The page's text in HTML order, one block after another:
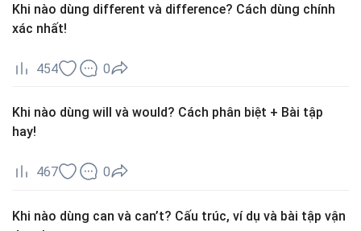
Khi nào dùng different và difference? Cách dùng chính
xác nhất!
454 0
Khi nào dùng will và would? Cách phân biệt + Bài tập
hay!
467 0
Khi nào dùng can và can’t? Cấu trúc, ví dụ và bài tập vận